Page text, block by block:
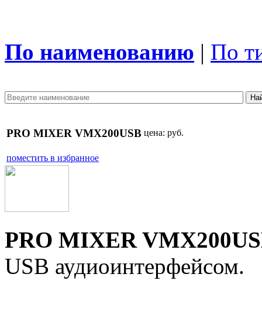
По наименованию | По
PRO MIXER VMX200USB цена: руб.
поместить в избранное
PRO MIXER
USB аудиоинтерфейсом.